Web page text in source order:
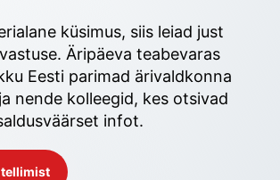
küsimus, siis leiad just
Äripäeva teabevaras
Eesti parimad ärivaldkonna
nende kolleegid, kes otsivad
infot.